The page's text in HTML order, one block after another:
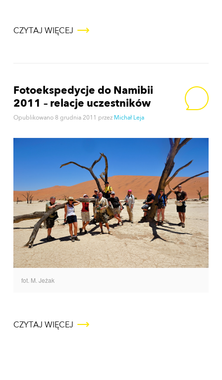
CZYTAJ WIĘCEJ
Fotoekspedycje do Namibii
2011 – relacje uczestników
Opublikowano 8 grudnia 2011 przez Michał Leja
fot. M. Jeżak
CZYTAJ WIĘCEJ